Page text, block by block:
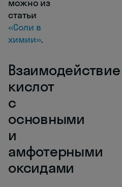
можно из
статьи
«Соли в
химии».
Взаимодействие
кислот
с
основными
и
амфотерными
оксидами